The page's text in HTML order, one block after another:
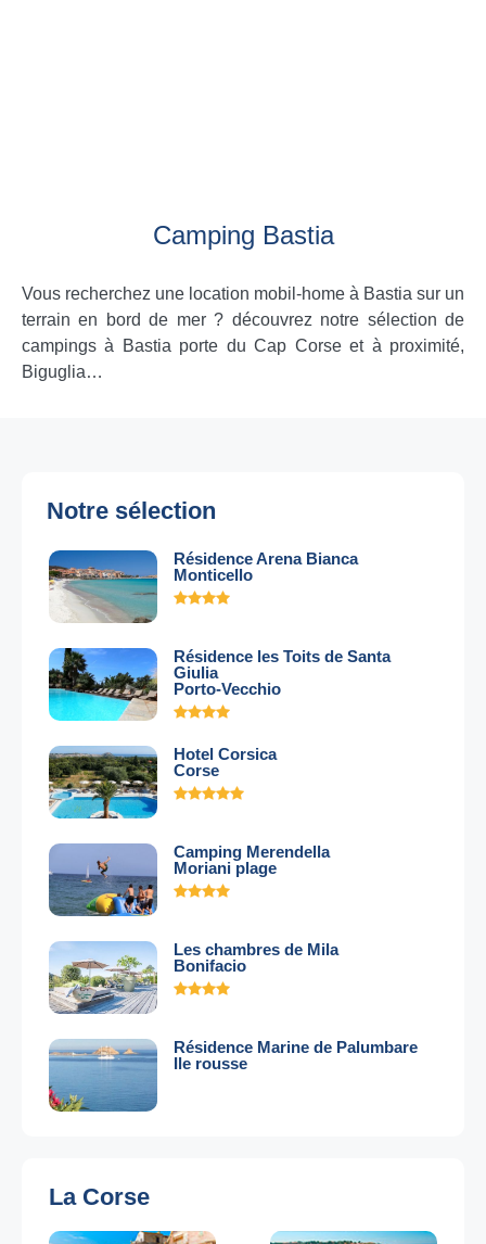
Camping Bastia
Vous recherchez une location mobil-home à Bastia sur un
terrain en bord de mer ? découvrez notre sélection de
campings à Bastia porte du Cap Corse et à proximité,
Biguglia…
Notre sélection
Résidence Arena Bianca
Monticello
Résidence les Toits de Santa
Giulia
Porto-Vecchio
Hotel Corsica
Corse
Camping Merendella
Moriani plage
Les chambres de Mila
Bonifacio
Résidence Marine de Palumbare
Ile rousse
La Corse